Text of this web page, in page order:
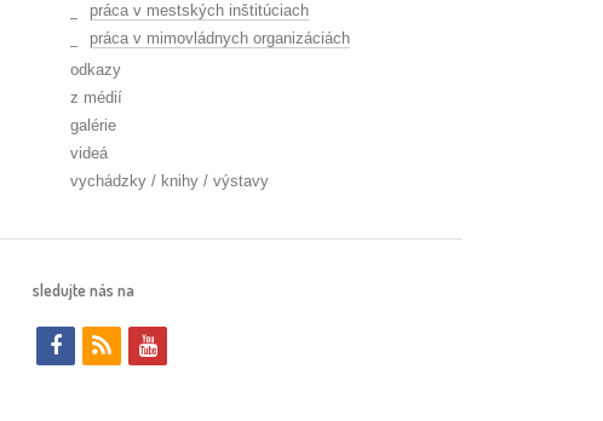
práca v mestských inštitúciach
práca v mimovládnych organizáciách
odkazy
z médií
galérie
videá
vychádzky / knihy / výstavy
sledujte nás na
f
r
y